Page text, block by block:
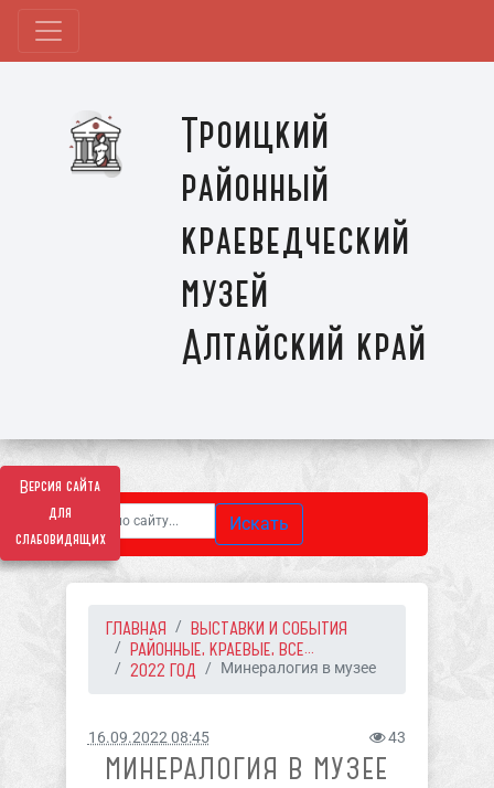
Версия сайта
для
слабовидящих
Троицкий
районный
краеведческий
музей
Алтайский край
Искать
ГЛАВНАЯ
ВЫСТАВКИ И СОБЫТИЯ
РАЙОННЫЕ, КРАЕВЫЕ, ВСЕ...
2022 ГОД
Минералогия в музее
16.09.2022 08:45 43
МИНЕРАЛОГИЯ В МУЗЕЕ